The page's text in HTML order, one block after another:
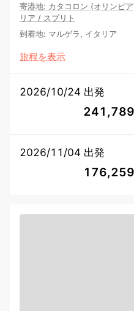
寄港地: カタコロン (オリンピ
リア / スプリト
到着地: マルゲラ, イタリア
旅程を表示
2026/10/24 出発
241,789
2026/11/04 出発